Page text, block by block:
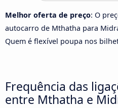
Melhor oferta de preço: O
autocarro de Mthatha para
Quem é flexível poupa nos
Frequência das
entre Mthatha e